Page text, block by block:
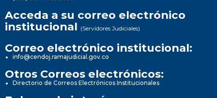
Acceda a su correo electrónico
institucional (Servidores Judiciales)
Correo electrónico institucional:
info@cendoj.ramajudicial.gov.co
Otros Correos electrónicos:
Directorio de Correos Electrónicos Institucionales